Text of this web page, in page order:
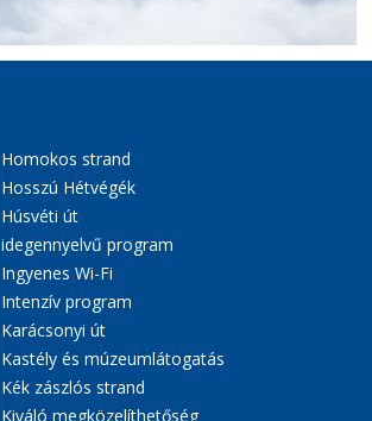
Homokos strand
Hosszú Hétvégék
Húsvéti út
idegennyelvű program
Ingyenes Wi-Fi
Intenzív program
Karácsonyi út
Kastély és múzeumlátogatás
Kék zászlós strand
Kiváló megközelíthetőség